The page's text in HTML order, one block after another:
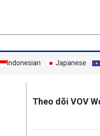
Indonesian Japanese
Theo dõi VOV